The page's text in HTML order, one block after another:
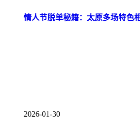
情人节脱单秘籍：太原多场特色
2026-01-30